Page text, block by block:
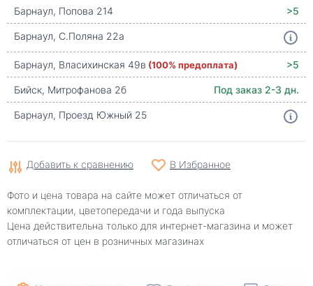
Барнаул, Попова 214
>5
Барнаул, С.Поляна 22а
Барнаул, Власихинская 49в (100% предоплата)
>5
Бийск, Митрофанова 2б
Под заказ 2-3 дн.
Барнаул, Проезд Южный 25
Добавить к сравнению В Избранное
Фото и цена товара на сайте может отличаться от
комплектации, цветопередачи и года выпуска
Цена действительна только для интернет-магазина и может
отличаться от цен в розничных магазинах